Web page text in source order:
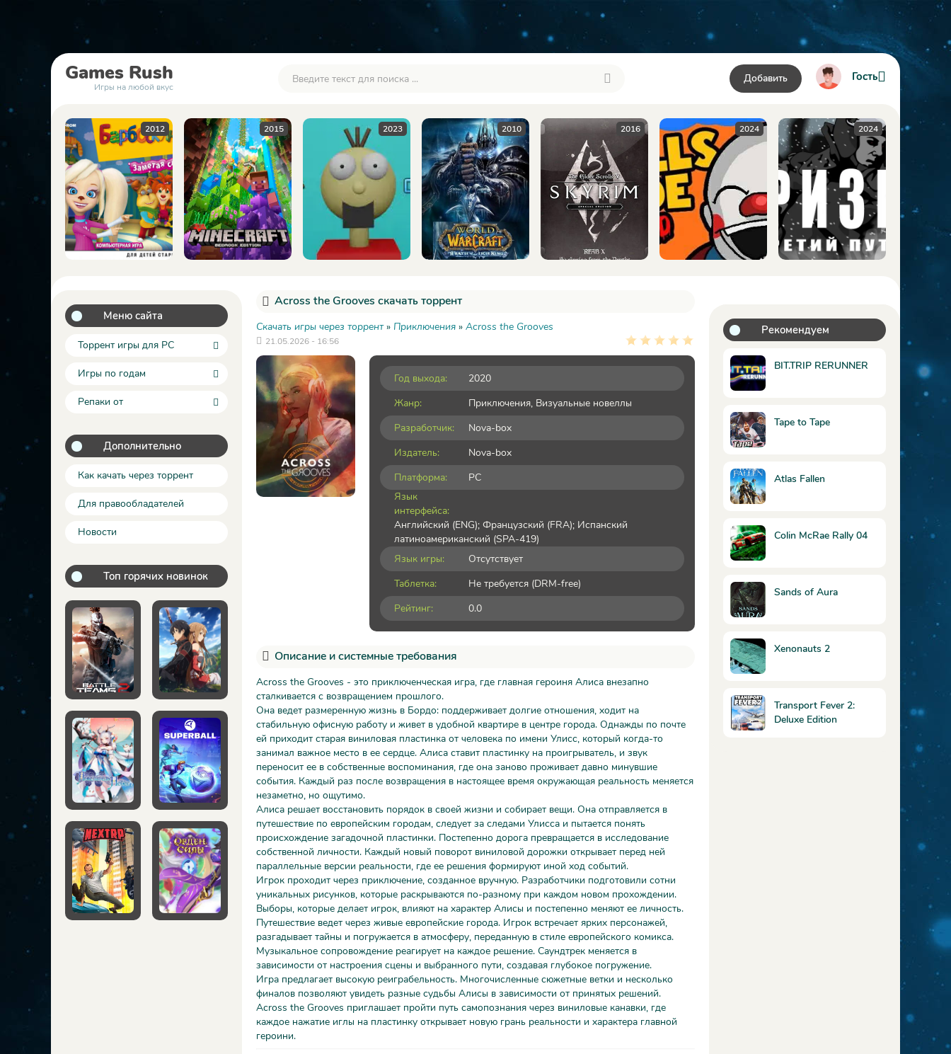
Games Rush
Игры на любой вкус
Добавить Гость
2015 2023 2010 2016 2024 2024 2009
Меню сайта
Торрент игры для PC
Игры по годам
Репаки от
Дополнительно
Как качать через торрент
Для правообладателей
Новости
Топ горячих новинок
Across the Grooves скачать торрент
Скачать игры через торрент» Приключения » Across the Grooves
21.05.2026 - 16:56
Год выхода:
2020
Жанр:
Приключения, Визуальные новеллы
Разработчик:
Nova-box
Издатель:
Nova-box
Платформа:
PC
Язык
интерфейса:
Английский (ENG); Французский (FRA); Испанский
латиноамериканский (SPA-419)
Язык игры:
Отсутствует
Таблетка:
Не требуется (DRM-free)
Рейтинг:
0.0
Описание и системные требования
Across the Grooves - это приключенческая игра, где главная героиня Алиса внезапно
сталкивается с возвращением прошлого.
Она ведет размеренную жизнь в Бордо: поддерживает долгие отношения, ходит на
стабильную офисную работу и живет в удобной квартире в центре города. Однажды по почте
ей приходит старая виниловая пластинка от человека по имени Улисс, который когда-то
занимал важное место в ее сердце. Алиса ставит пластинку на проигрыватель, и звук
переносит ее в собственные воспоминания, где она заново проживает давно минувшие
события. Каждый раз после возвращения в настоящее время окружающая реальность меняется
незаметно, но ощутимо.
Алиса решает восстановить порядок в своей жизни и собирает вещи. Она отправляется в
путешествие по европейским городам, следует за следами Улисса и пытается понять
происхождение загадочной пластинки. Постепенно дорога превращается в исследование
собственной личности. Каждый новый поворот виниловой дорожки открывает перед ней
параллельные версии реальности, где ее решения формируют иной ход событий.
Игрок проходит через приключение, созданное вручную. Разработчики подготовили сотни
уникальных рисунков, которые раскрываются по-разному при каждом новом прохождении.
Выборы, которые делает игрок, влияют на характер Алисы и постепенно меняют ее личность.
Путешествие ведет через живые европейские города. Игрок встречает ярких персонажей,
разгадывает тайны и погружается в атмосферу, переданную в стиле европейского комикса.
Музыкальное сопровождение реагирует на каждое решение. Саундтрек меняется в
зависимости от настроения сцены и выбранного пути, создавая глубокое погружение.
Игра предлагает высокую реиграбельность. Многочисленные сюжетные ветки и несколько
финалов позволяют увидеть разные судьбы Алисы в зависимости от принятых решений.
Across the Grooves приглашает пройти путь самопознания через виниловые канавки, где
каждое нажатие иглы на пластинку открывает новую грань реальности и характера главной
героини.
Рекомендуем
BIT.TRIP RERUNNER
Tape to Tape
Atlas Fallen
Colin McRae Rally 04
Sands of Aura
Xenonauts 2
Transport Fever 2:
Deluxe Edition